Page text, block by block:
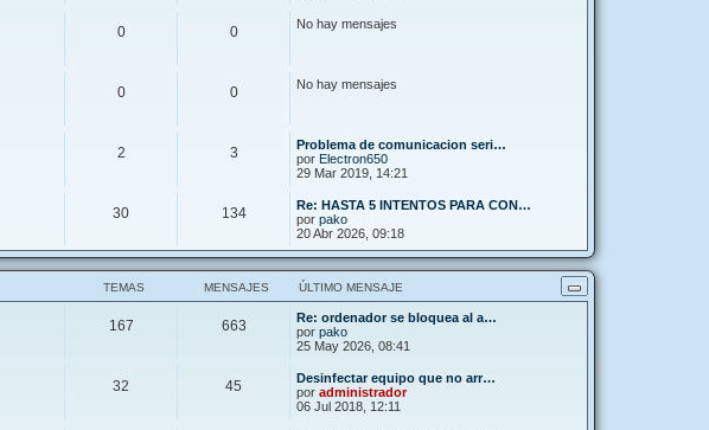
0 0 No hay mensajes
0 0 No hay mensajes
2 3
Problema de comunicacion seri…
por Electron650
29 Mar 2019, 14:21
30 134
Re: HASTA 5 INTENTOS PARA CON…
por pako
20 Abr 2026, 09:18
TEMAS MENSAJES ÚLTIMO MENSAJE
167 663
Re: ordenador se bloquea al a…
por pako
25 May 2026, 08:41
32 45
Desinfectar equipo que no arr…
por administrador
06 Jul 2018, 12:11